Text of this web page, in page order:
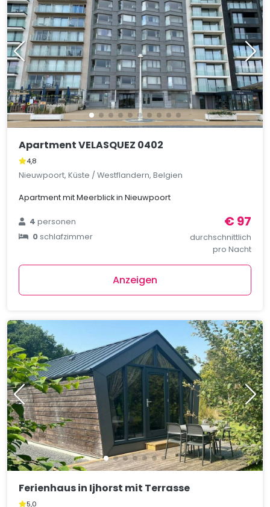
Apartment VELASQUEZ 0402
4,8
Nieuwpoort, Küste / Westflandern, Belgien
Apartment mit Meerblick in Nieuwpoort
4personen
0schlafzimmer
€ 97
durchschnittlich
pro Nacht
Anzeigen
Ferienhaus in Ijhorst mit Terrasse
5,0